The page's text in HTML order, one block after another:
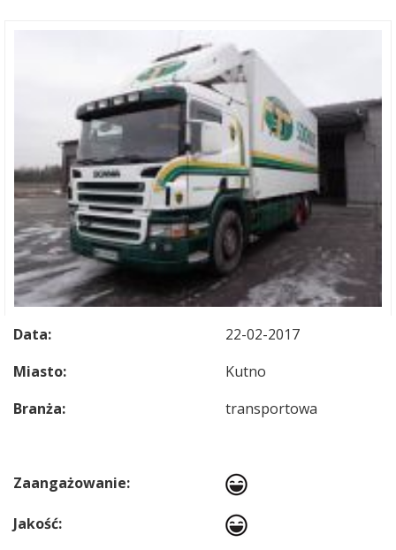
Data:
22-02-2017
Miasto:
Kutno
Branża:
transportowa
Zaangażowanie:
Jakość: